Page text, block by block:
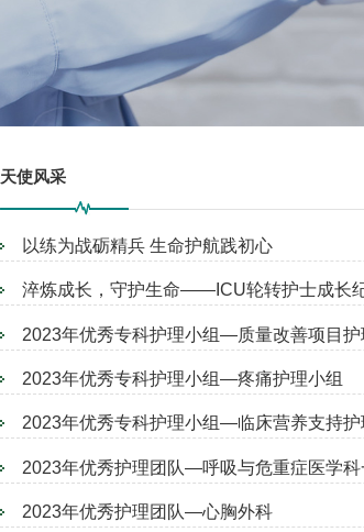
天使风采
以练为战砺精兵 生命护航践初心
淬炼成长，守护生命——ICU轮转护士成长
2023年优秀专科护理小组—质量改善项目护
2023年优秀专科护理小组—疼痛护理小组
2023年优秀专科护理小组—临床营养支持护
2023年优秀护理团队—呼吸与危重症医学科
2023年优秀护理团队—心胸外科